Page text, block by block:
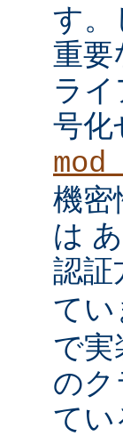
す。
重要
ラ
号化
機密
は
認証
てい
で実
のク
てい